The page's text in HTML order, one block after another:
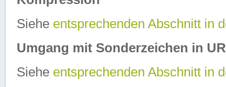
Siehe entsprechenden Abschnitt in
Umgang mit Sonderzeichen in
Siehe entsprechenden Abschnitt in